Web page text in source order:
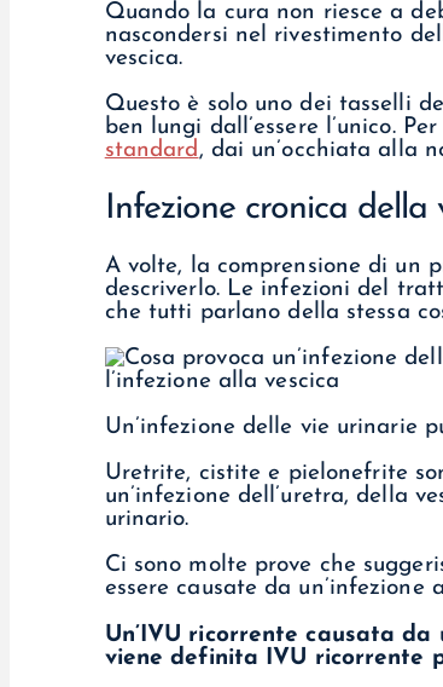
Quando la cura non riesce a
nascondersi nel rivestimento
vescica.
Questo è solo uno dei tasselli
ben lungi dall’essere l’unico.
standard, dai un’occhiata alla
Infezione cronica della
A volte, la comprensione di un
descriverlo. Le infezioni del
che tutti parlano della stessa
Un’infezione delle vie urinarie
Uretrite, cistite e pielonefrite
un’infezione dell’uretra, della
urinario.
Ci sono molte prove che
essere causate da
Un’IVU ricorrente causata
viene definita IVU ricorrente